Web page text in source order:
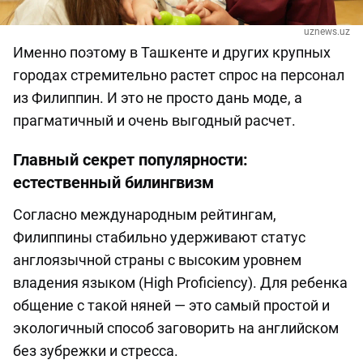
uznews.uz
Именно поэтому в Ташкенте и других крупных
городах стремительно растет спрос на персонал
из Филиппин. И это не просто дань моде, а
прагматичный и очень выгодный расчет.
Главный секрет популярности:
естественный билингвизм
Согласно международным рейтингам,
Филиппины стабильно удерживают статус
англоязычной страны с высоким уровнем
владения языком (High Proficiency). Для ребенка
общение с такой няней — это самый простой и
экологичный способ заговорить на английском
без зубрежки и стресса.